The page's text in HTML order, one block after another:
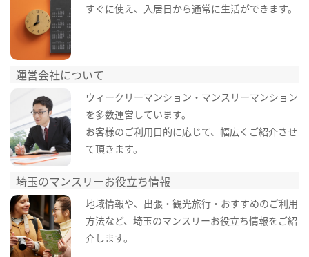
すぐに使え、入居日から通常に生活ができます。
運営会社について
ウィークリーマンション・マンスリーマンション
を多数運営しています。
お客様のご利用目的に応じて、幅広くご紹介させ
て頂きます。
埼玉のマンスリーお役立ち情報
地域情報や、出張・観光旅行・おすすめのご利用
方法など、埼玉のマンスリーお役立ち情報をご紹
介します。